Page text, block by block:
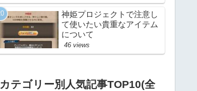
神姫プロジェクトで注意し
て使いたい貴重なアイテム
について
46 views
カテゴリー別人気記事TOP10(全